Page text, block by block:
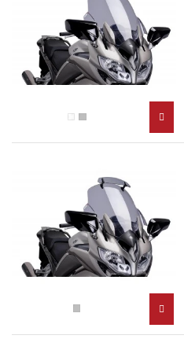
Przezroczysty (W)
Lekko przyciemniany (H)
Lekko przyciemniany (H)